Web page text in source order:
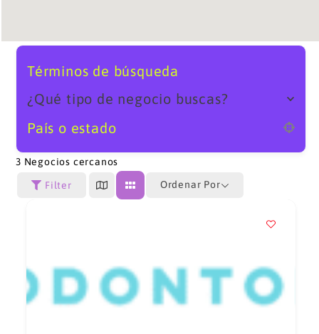
Términos de búsqueda
¿Qué tipo de negocio buscas?
País o estado
3 Negocios cercanos
Filter Ordenar Por